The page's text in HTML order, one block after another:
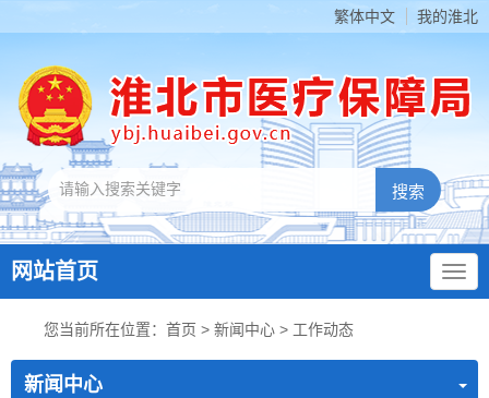
繁体中文 我的淮北
网站首页
您当前所在位置： 首页 > 新闻中心 > 工作动态
新闻中心